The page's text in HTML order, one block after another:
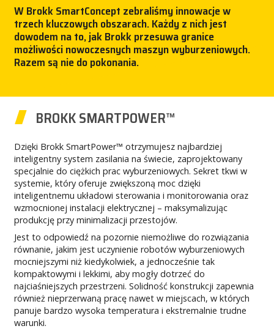
PRASA
KARIERA
SZUKAJ
W Brokk SmartConcept zebraliśmy innowacje w
trzech kluczowych obszarach. Każdy z nich jest
dowodem na to, jak Brokk przesuwa granice
możliwości nowoczesnych maszyn wyburzeniowych.
Razem są nie do pokonania.
BROKK SMARTPOWER™
Dzięki Brokk SmartPower™ otrzymujesz najbardziej
inteligentny system zasilania na świecie, zaprojektowany
specjalnie do ciężkich prac wyburzeniowych. Sekret tkwi w
systemie, który oferuje zwiększoną moc dzięki
inteligentnemu układowi sterowania i monitorowania oraz
wzmocnionej instalacji elektrycznej – maksymalizując
produkcję przy minimalizacji przestojów.
Jest to odpowiedź na pozornie niemożliwe do rozwiązania
równanie, jakim jest uczynienie robotów wyburzeniowych
mocniejszymi niż kiedykolwiek, a jednocześnie tak
kompaktowymi i lekkimi, aby mogły dotrzeć do
najciaśniejszych przestrzeni. Solidność konstrukcji zapewnia
również nieprzerwaną pracę nawet w miejscach, w których
panuje bardzo wysoka temperatura i ekstremalnie trudne
warunki.